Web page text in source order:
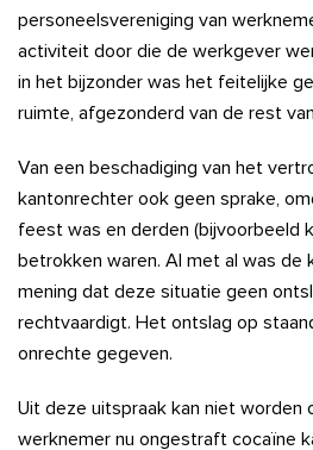
personeelsvereniging van
activiteit door die de werkgever
in het bijzonder was het feitelijke
ruimte, afgezonderd van de rest
Van een beschadiging van het
kantonrechter ook geen sprake,
feest was en derden (bijvoorbeeld
betrokken waren. Al met al was de
mening dat deze situatie geen
rechtvaardigt. Het ontslag op
onrechte gegeven.
Uit deze uitspraak kan niet worden
werknemer nu ongestraft cocaïne